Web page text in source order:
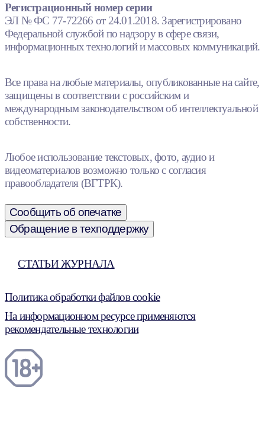
Регистрационный номер серии
ЭЛ № ФС 77-72266 от 24.01.2018. Зарегистрировано
Федеральной службой по надзору в сфере связи,
информационных технологий и массовых коммуникаций.
Все права на любые материалы, опубликованные на сайте,
защищены в соответствии с российским и
международным законодательством об интеллектуальной
собственности.
Любое использование текстовых, фото, аудио и
видеоматериалов возможно только с согласия
правообладателя (ВГТРК).
Сообщить об опечатке
Обращение в техподдержку
СТАТЬИ ЖУРНАЛА
Политика обработки файлов cookie
На информационном ресурсе применяются
рекомендательные технологии